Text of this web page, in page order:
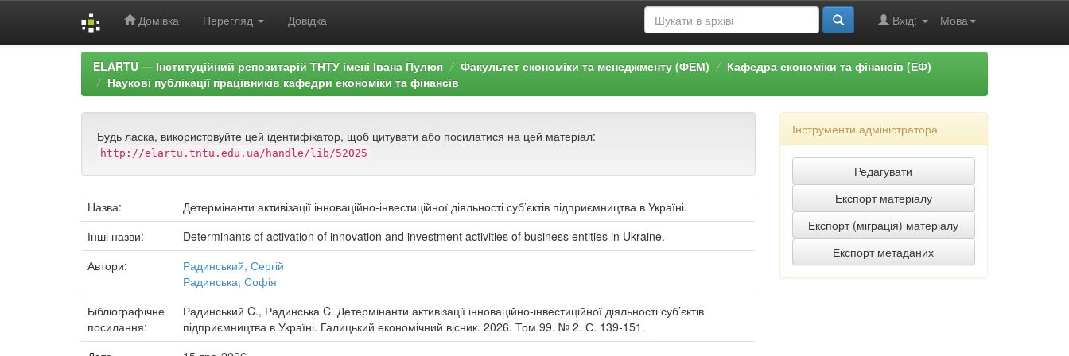
Домівка Перегляд Довідка Мова
Вхід:
ELARTU — Інституційний репозитарій ТНТУ імені Івана Пулюя Факультет економіки та менеджменту (ФЕМ)
Кафедра економіки та фінансів (ЕФ)
Наукові публікації працівників кафедри економіки та фінансів
Будь ласка, використовуйте цей ідентифікатор, щоб цитувати або посилатися на цей матеріал:
http://elartu.tntu.edu.ua/handle/lib/52025
Назва:
Детермінанти активізації інноваційно-інвестиційної діяльності суб’єктів підприємництва в Україні.
Інші назви:
Determinants of activation of innovation and investment activities of business entities in Ukraine.
Автори:
Радинський, Сергій
Радинська, Софія
Бібліографічне
посилання:
Радинський C., Радинська C. Детермінанти активізації інноваційно-інвестиційної діяльності суб’єктів
підприємництва в Україні. Галицький економічний вісник. 2026. Том 99. № 2. С. 139-151.
Інструменти адміністратора